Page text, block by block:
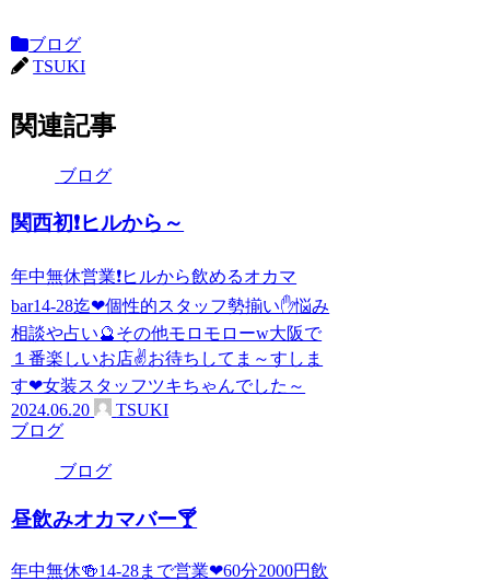
ブログ
TSUKI
関連記事
ブログ
関西初❗ヒルから～
年中無休営業❗ヒルから飲めるオカマ
bar14-28迄❤個性的スタッフ勢揃い✋悩み
相談や占い🔮その他モロモローw大阪で
１番楽しいお店✌お待ちしてま～すしま
す❤女装スタッフツキちゃんでした～
2024.06.20
TSUKI
ブログ
ブログ
昼飲みオカマバー🍸
年中無休🍻14-28まで営業❤60分2000円飲